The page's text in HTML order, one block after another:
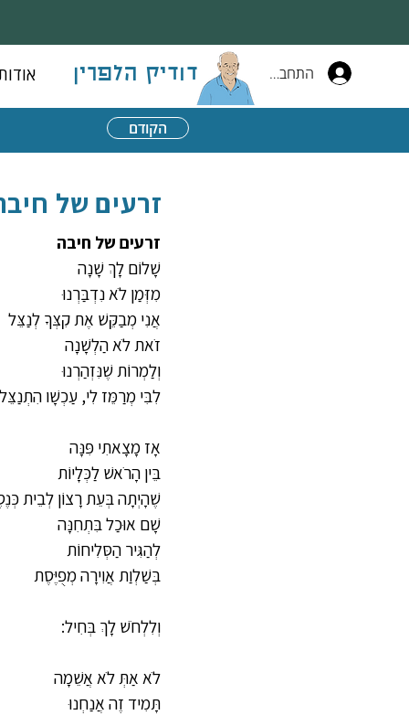
דודיק הלפרין התחברות
הקודם
זרעים של
זרעים של חיבה
שָׁלוֹם לָךְ שָׁנָה
מִזְּמַן לֹא נִדְבַּרְנוּ
אֲנִי מְבַקֵּשׁ אֶת קִצְּךָ לְנַצֵּל
זֹאת לֹא הַלְשָׁנָה
וְלַמְרוֹת שֶׁנִּזְהַרְנוּ
לִבִּי מְרַמֵּז לִי, עַכְשָׁו הִתְנַצֵּל
אָז מָצָאתִי פִּנָּה
בֵּין הָרֹאשׁ לַכְּלָיוֹת
שֶׁהָיְתָה בְּעֵת רָצוֹן לְבֵית
שָׁם אוּכַל בִּתְחִנָּה
לְהַגִּיר הַסְּלִיחוֹת
בְּשַׁלְוַת אֲוִירָה מְפֻיֶּסֶת
וְלִלְחֹשׁ לָךְ בְּחִיל:
לֹא אַתְּ לֹא אֲשֵׁמָה
תָּמִיד זֶה אֲנַחְנוּ